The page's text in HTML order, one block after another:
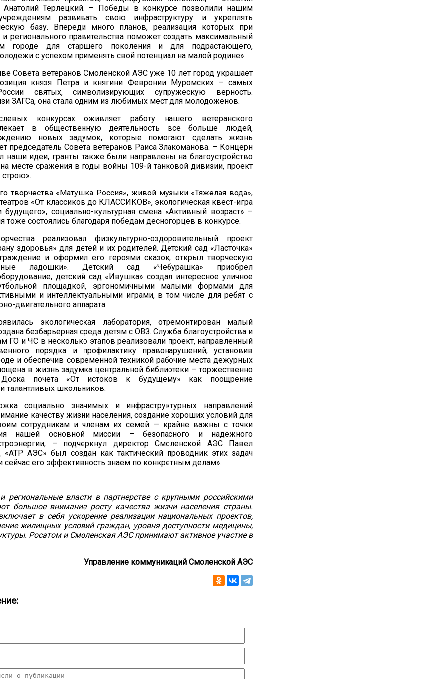
Анатолий Терлецкий. – Победы в конкурсе позволили нашим
развивать свою инфраструктуру и укреплять
базу. Впереди много планов, реализация которых при
регионального правительства поможет создать максимальный
городе для старшего поколения и для подрастающего,
с успехом применять свой потенциал на малой родине».
Совета ветеранов Смоленской АЭС уже 10 лет город украшает
князя Петра и княгини Февронии Муромских – самых
святых, символизирующих супружескую верность.
ЗАГСа, она стала одним из любимых мест для молодоженов.
конкурсах оживляет работу нашего ветеранского
в общественную деятельность все больше людей,
новых задумок, которые помогают сделать жизнь
председатель Совета ветеранов Раиса Злакоманова. – Концерн
наши идеи, гранты также были направлены на благоустройство
месте сражения в годы войны 109-й танковой дивизии, проект
строю».
творчества «Матушка Россия», живой музыки «Тяжелая вода»,
«От классиков до КЛАССИКОВ», экологическая квест-игра
будущего», социально-культурная смена «Активный возраст» –
тоже состоялись благодаря победам десногорцев в конкурсе.
реализовал физкультурно-оздоровительный проект
здоровья» для детей и их родителей. Детский сад «Ласточка»
и оформил его героями сказок, открыл творческую
ладошки». Детский сад «Чебурашка» приобрел
детский сад «Ивушка» создал интересное уличное
площадкой, эргономичными малыми формами для
и интеллектуальными играми, в том числе для ребят с
двигательного аппарата.
экологическая лаборатория, отремонтирован малый
безбарьерная среда детям с ОВЗ. Служба благоустройства и
ГО и ЧС в несколько этапов реализовали проект, направленный
порядка и профилактику правонарушений, установив
и обеспечив современной техникой рабочие места дежурных
в жизнь задумка центральной библиотеки – торжественно
Доска почета «От истоков к будущему» как поощрение
талантливых школьников.
социально значимых и инфраструктурных направлений
качеству жизни населения, создание хороших условий для
сотрудникам и членам их семей — крайне важны с точки
нашей основной миссии – безопасного и надежного
– подчеркнул директор Смоленской АЭС Павел
АЭС» был создан как тактический проводник этих задач
сейчас его эффективность знаем по конкретным делам».
региональные власти в партнерстве с крупными российскими
большое внимание росту качества жизни населения страны.
в себя ускорение реализации национальных проектов,
жилищных условий граждан, уровня доступности медицины,
Росатом и Смоленская АЭС принимают активное участие в
Управление коммуникаций Смоленской АЭС